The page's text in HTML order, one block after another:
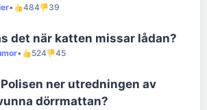
• 484 39
det när katten missar lådan?
• 524 45
ner utredningen av
dörrmattan?